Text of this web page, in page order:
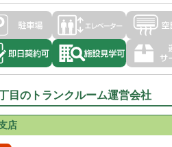
目のトランクルーム運営会社
店